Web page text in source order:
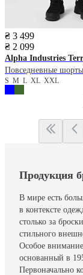
₴ 3 499
₴ 2 099
Alpha Industries
Повседневные шорты
S M L XL XXL
Продукция
В мире есть
в контексте
столько за
стильного
Особое
основанный в
Первоначально